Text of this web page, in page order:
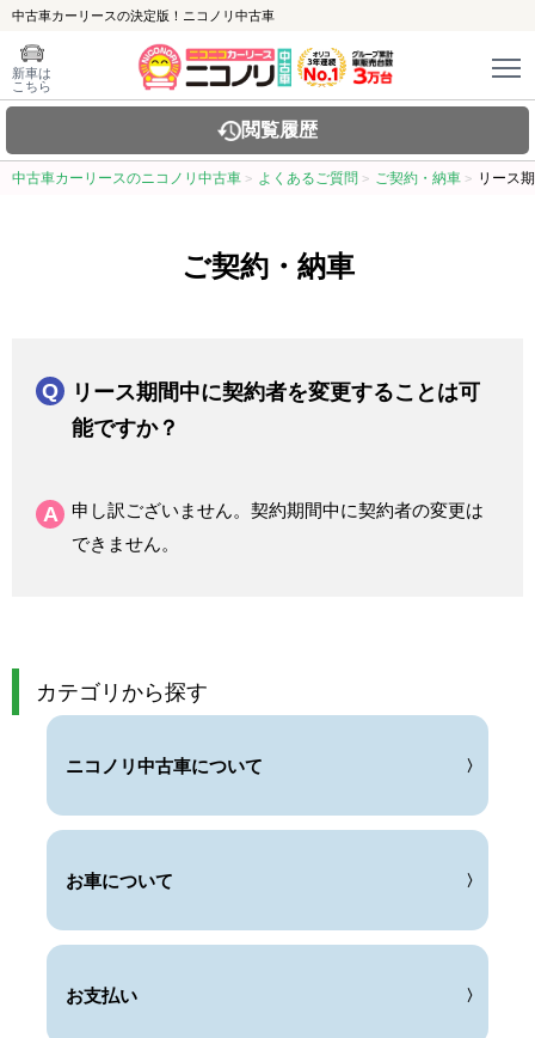
中古車カーリースの決定版！ニコノリ中古車
新車は
こちら
閲覧履歴
中古車カーリースのニコノリ中古車 よくあるご質問 ご契約・納車 リース
ご契約・納車
リース期間中に契約者を変更することは可
能ですか？
申し訳ございません。契約期間中に契約者の変更は
できません。
カテゴリから探す
ニコノリ中古車について
お車について
お支払い